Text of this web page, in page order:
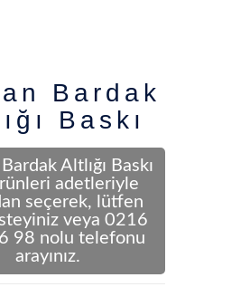
Bardak
Baskı
Altlığı Baskı
adetleriyle
seçerek, lütfen
veya 0216
98 nolu telefonu
arayınız.